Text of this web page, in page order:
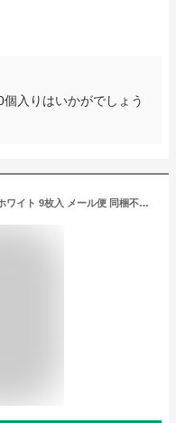
入りはいかがでしょう
1000円ポッキリ 白い恋人 送料無料 ホワイト 9枚入 メール便 同梱不可 石屋製菓 クッキー ラングドシャ チョコ 北海道 ポイント消化 お土産 ギフト 贈り物 プレゼント お返し お祝い お年賀 ホワイトデー お彼岸 母の日 お中元 敬老の日 人気 銘菓